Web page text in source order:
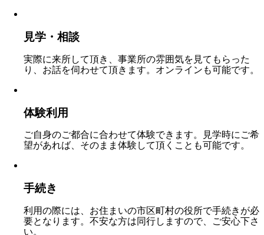
見学・相談
実際に来所して頂き、事業所の雰囲気を見てもらった
り、お話を伺わせて頂きます。オンラインも可能です。
体験利用
ご自身のご都合に合わせて体験できます。見学時にご希
望があれば、そのまま体験して頂くことも可能です。
手続き
利用の際には、お住まいの市区町村の役所で手続きが必
要となります。不安な方は同行しますので、ご安心下さ
い。